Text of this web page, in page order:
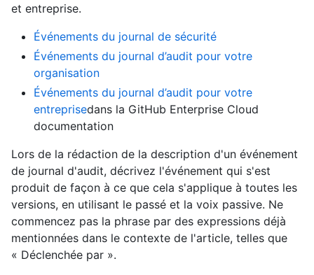
et entreprise.
Événements du journal de sécurité
Événements du journal d’audit pour votre
organisation
Événements du journal d’audit pour votre
entreprisedans la GitHub Enterprise Cloud
documentation
Lors de la rédaction de la description d'un événement
de journal d'audit, décrivez l'événement qui s'est
produit de façon à ce que cela s'applique à toutes les
versions, en utilisant le passé et la voix passive. Ne
commencez pas la phrase par des expressions déjà
mentionnées dans le contexte de l'article, telles que
« Déclenchée par ».